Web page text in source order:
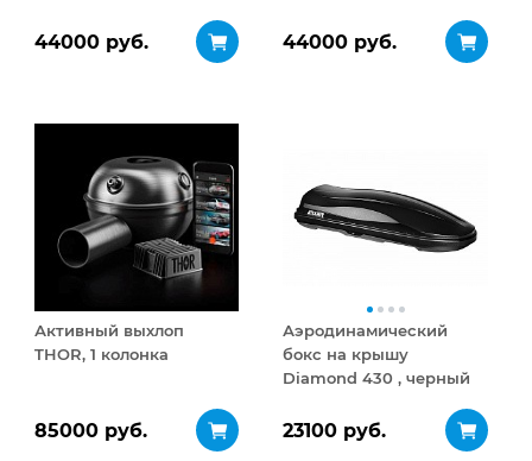
44000 руб. 44000 руб.
Активный выхлоп
THOR, 1 колонка
85000 руб.
Аэродинамический
бокс на крышу
Diamond 430 , черный
23100 руб.